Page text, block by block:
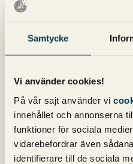
Samtycke
Vi använder cookies!
På vår sajt använder vi
innehållet och annonserna
funktioner för sociala
vidarebefordrar även
identifierare till de sociala
Hur tycker du att Google
Kommentera gärna nedan!
Michael
Nyhetsbrev